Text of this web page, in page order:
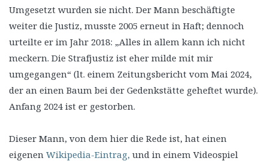
Umgesetzt wurden sie nicht. Der Mann beschäftigte
weiter die Justiz, musste 2005 erneut in Haft; dennoch
urteilte er im Jahr 2018: „Alles in allem kann ich nicht
meckern. Die Strafjustiz ist eher milde mit mir
umgegangen“ (lt. einem Zeitungsbericht vom Mai 2024,
der an einen Baum bei der Gedenkstätte geheftet wurde).
Anfang 2024 ist er gestorben.
Dieser Mann, von dem hier die Rede ist, hat einen
eigenen Wikipedia-Eintrag, und in einem Videospiel